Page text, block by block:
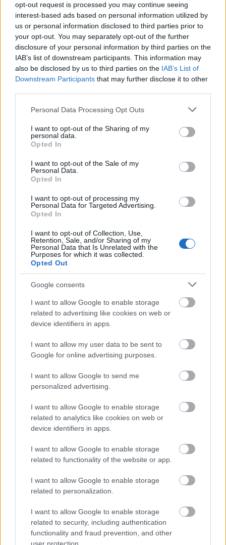
opt-out request is processed you may continue seeing
interest-based ads based on personal information utilized by
us or personal information disclosed to third parties prior to
your opt-out. You may separately opt-out of the further
disclosure of your personal information by third parties on the
IAB’s list of downstream participants. This information may
also be disclosed by us to third parties on the IAB’s List of
Downstream Participants that may further disclose it to other
Please note that this website/app uses one or more Google
not limited to your visit or usage behaviour. You may click to
grant or deny consent to Google and its third-party tags to
use your data for below specified purposes in below Google
consent section.
Personal Data Processing Opt Outs
I want to opt-out of the Sharing of my
personal data.
Opted In
I want to opt-out of the Sale of my
Personal Data.
Opted In
I want to opt-out of processing my
Personal Data for Targeted Advertising.
Opted In
I want to opt-out of Collection, Use,
Retention, Sale, and/or Sharing of my
Personal Data that Is Unrelated with the
Purposes for which it was collected.
Opted Out
Google consents
I want to allow Google to enable storage
related to advertising like cookies on web or
device identifiers in apps.
I want to allow my user data to be sent to
Google for online advertising purposes.
I want to allow Google to send me
personalized advertising.
I want to allow Google to enable storage
related to analytics like cookies on web or
device identifiers in apps.
I want to allow Google to enable storage
related to functionality of the website or app.
I want to allow Google to enable storage
related to personalization.
I want to allow Google to enable storage
related to security, including authentication
functionality and fraud prevention, and other
Semmit se bánokfőszereplője, Dominik, az
utóbbiak közé tartozik. Nyugdíjasként él, és ő sem
tartja magát felelősének azért, amit a múltban
elkövetett. A mű azonban felveti a kérdést: mi
történik, ha egy ilyen ember, egy egykori securitatés
tiszt, rájön, hogy tönkretette az egyetlen olyan ember
életét, akit szeret?
Az előadás szereplői:Rappert-Vencz Gábor, Nagy
Csongor Zsolt és Keresztes Ágnes
Bátonyi György
dicsérik. Az előadás ügyelője és súgója
Zoltán.
Trailer: